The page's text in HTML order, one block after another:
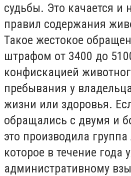
судьбы. Это качается и
правил содержания
Такое жестокое
штрафом от 3400 до
конфискацией
пребывания у
жизни или здоровья.
обращались с двумя и
это производила
которое в течение года
административному